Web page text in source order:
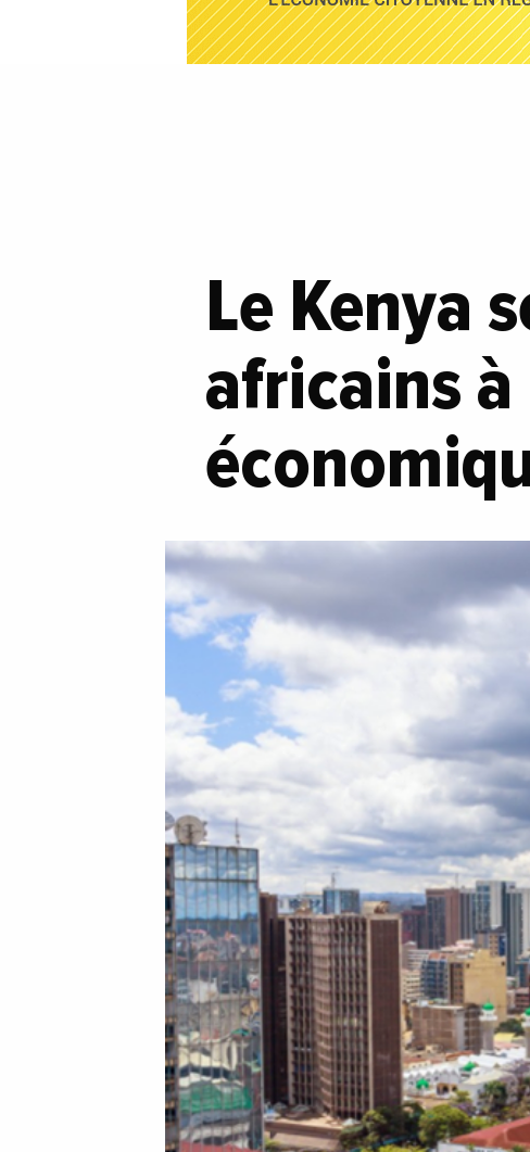
Le Kenya
africains